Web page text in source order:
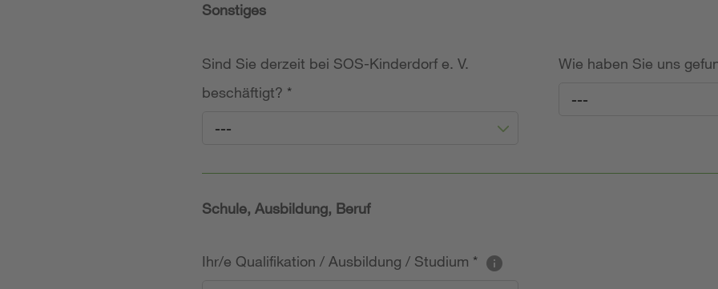
Sonstiges
Sind Sie derzeit bei SOS-Kinderdorf e. V.
beschäftigt? *
---
Wie haben Sie uns
---
Schule, Ausbildung, Beruf
Ihr/e Qualifikation / Ausbildung / Studium *